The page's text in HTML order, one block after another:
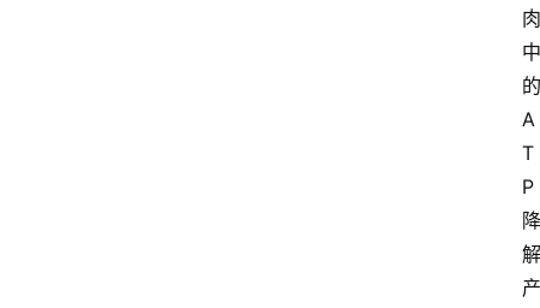
肉
中
的
A
T
P
降
解
产